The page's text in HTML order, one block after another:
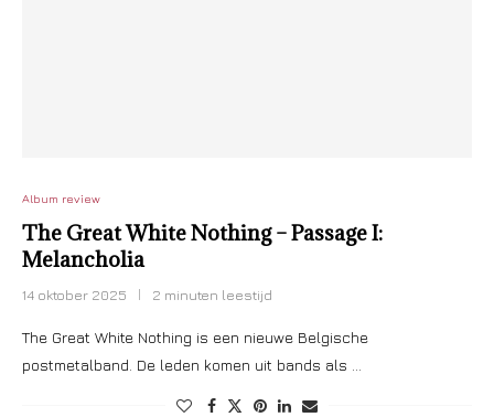
Album review
The Great White Nothing – Passage I:
Melancholia
14 oktober 2025 2 minuten leestijd
The Great White Nothing is een nieuwe Belgische
postmetalband. De leden komen uit bands als …